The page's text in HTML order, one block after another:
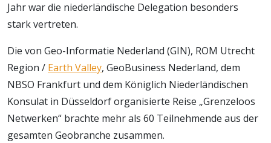
Jahr war die niederländische Delegation besonders
stark vertreten.
Die von Geo-Informatie Nederland (GIN), ROM Utrecht
Region / Earth Valley, GeoBusiness Nederland, dem
NBSO Frankfurt und dem Königlich Niederländischen
Konsulat in Düsseldorf organisierte Reise „Grenzeloos
Netwerken“ brachte mehr als 60 Teilnehmende aus der
gesamten Geobranche zusammen.